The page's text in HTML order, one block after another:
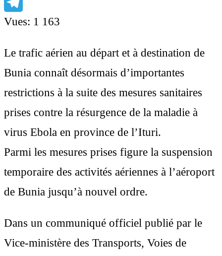
Telegram
Vues: 1 163
Le trafic aérien au départ et à destination de
Bunia connaît désormais d’importantes
restrictions à la suite des mesures sanitaires
prises contre la résurgence de la maladie à
virus Ebola en province de l’Ituri.
Parmi les mesures prises figure la suspension
temporaire des activités aériennes à l’aéroport
de Bunia jusqu’à nouvel ordre.
Dans un communiqué officiel publié par le
Vice-ministère des Transports, Voies de